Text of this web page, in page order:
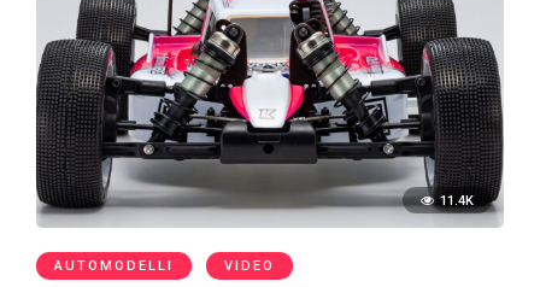
11.4K
AUTOMODELLI VIDEO